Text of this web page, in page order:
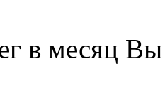
в месяц